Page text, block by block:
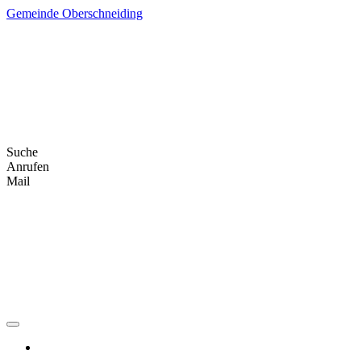
Skip
Gemeinde Oberschneiding
Suche
Anrufen
Mail